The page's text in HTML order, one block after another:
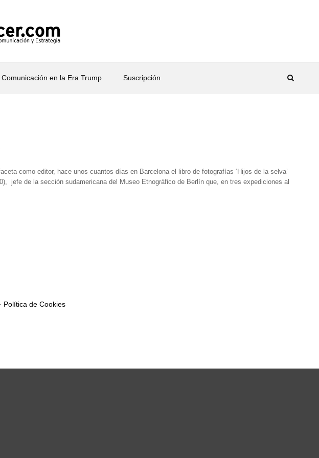
Comunicación en la Era Trump Suscripción
como editor, hace unos cuantos días en Barcelona el libro de fotografías ‘Hijos de la selva’
jefe de la sección sudamericana del Museo Etnográfico de Berlín que, en tres expediciones al
· Política de Cookies